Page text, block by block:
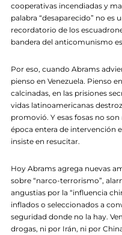
cooperativas incendiadas y
palabra “desaparecido” no es
recordatorio de los
bandera del anticomunismo
Por eso, cuando Abrams
pienso en Venezuela. Pienso
calcinadas, en las prisiones
vidas latinoamericanas
promovió. Y esas fosas no
época entera de intervención
insiste en resucitar.
Hoy Abrams agrega nuevas
sobre “narco-terrorismo”,
angustias por la “influencia
inflados o seleccionados a
seguridad donde no la hay.
drogas, ni por Irán, ni por